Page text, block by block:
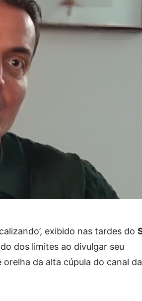
exibido nas tardes do
dos limites ao divulgar seu
da alta cúpula do canal da